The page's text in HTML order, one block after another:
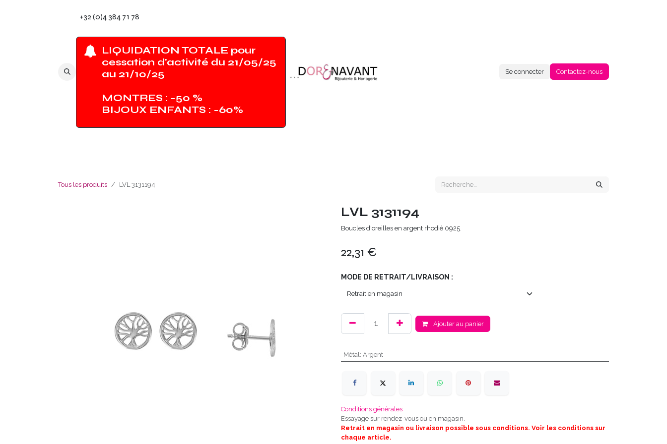
+32 (0)4 384 71 78
LIQUIDATION TOTALE pour
cessation d'activité du 21/05/25
au 21/10/25
MONTRES : -50 %
BIJOUX ENFANTS : -60%
Se connecter Contactez-nous
Tous les produits LVL 3131194
LVL 3131194
Boucles d'oreilles en argent rhodié 0925.
22,31 €
MODE DE RETRAIT/LIVRAISON :
Ajouter au panier
Métal: Argent
Conditions générales
Essayage sur rendez-vous ou en magasin.
Retrait en magasin ou livraison possible sous conditions. Voir les conditions sur
chaque article.